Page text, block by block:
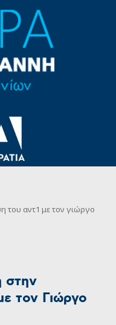
του αντ1 με τον γιώργο
στην
τον Γιώργο